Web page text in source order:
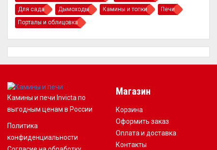
Для сада
Дымоходы Камины и топки
Печи
Порталы и облицовка
Камины и печи Invicta по
выгодным ценам в России
Политика
конфиденциальности
Магазин
Корзина
Оформить заказ
Оплата и доставка
Контакты